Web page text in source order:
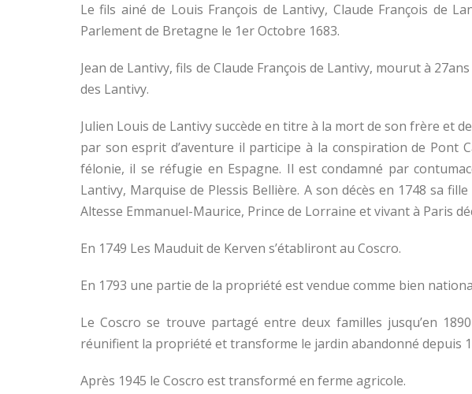
Le fils ainé de Louis François de Lantivy, Claude François de
Parlement de Bretagne le 1er Octobre 1683.
Jean de Lantivy, fils de Claude François de Lantivy, mourut à
des Lantivy.
Julien Louis de Lantivy succède en titre à la mort de son frère et
par son esprit d’aventure il participe à la conspiration de Pont
félonie, il se réfugie en Espagne. Il est condamné par
Lantivy, Marquise de Plessis Bellière. A son décès en 1748 sa
Altesse Emmanuel-Maurice, Prince de Lorraine et vivant à Paris
En 1749 Les Mauduit de Kerven s’établiront au Coscro.
En 1793 une partie de la propriété est vendue comme bien
Le Coscro se trouve partagé entre deux familles jusqu’en
réunifient la propriété et transforme le jardin abandonné depuis
Après 1945 le Coscro est transformé en ferme agricole.